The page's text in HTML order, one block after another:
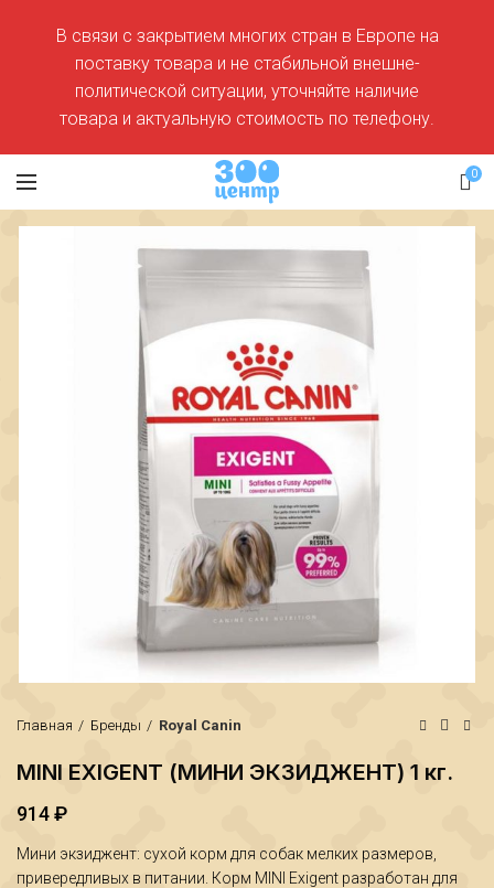
0
Главная Бренды Royal Canin
₽
₽
MINI EXIGENT (МИНИ ЭКЗИДЖЕНТ) 1 кг.
914₽
Мини экзиджент: сухой корм для собак мелких размеров,
привередливых в питании. Корм MINI Exigent разработан для
В связи с закрытием многих стран в Европе на
поставку товара и не стабильной внешне-
политической ситуации, уточняйте наличие
товара и актуальную стоимость по телефону.